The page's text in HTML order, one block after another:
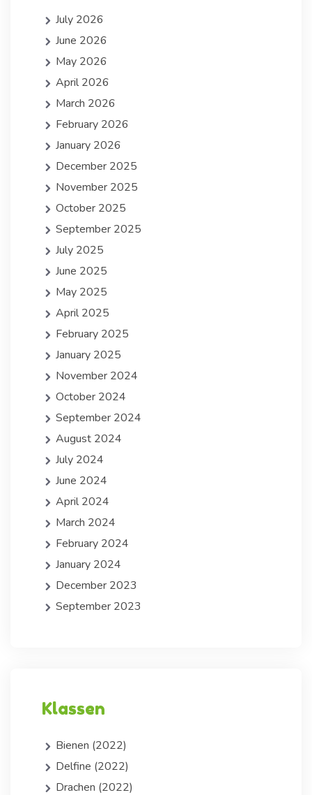
July 2026
June 2026
May 2026
April 2026
March 2026
February 2026
January 2026
December 2025
November 2025
October 2025
September 2025
July 2025
June 2025
May 2025
April 2025
February 2025
January 2025
November 2024
October 2024
September 2024
August 2024
July 2024
June 2024
April 2024
March 2024
February 2024
January 2024
December 2023
September 2023
Klassen
Bienen (2022)
Delfine (2022)
Drachen (2022)